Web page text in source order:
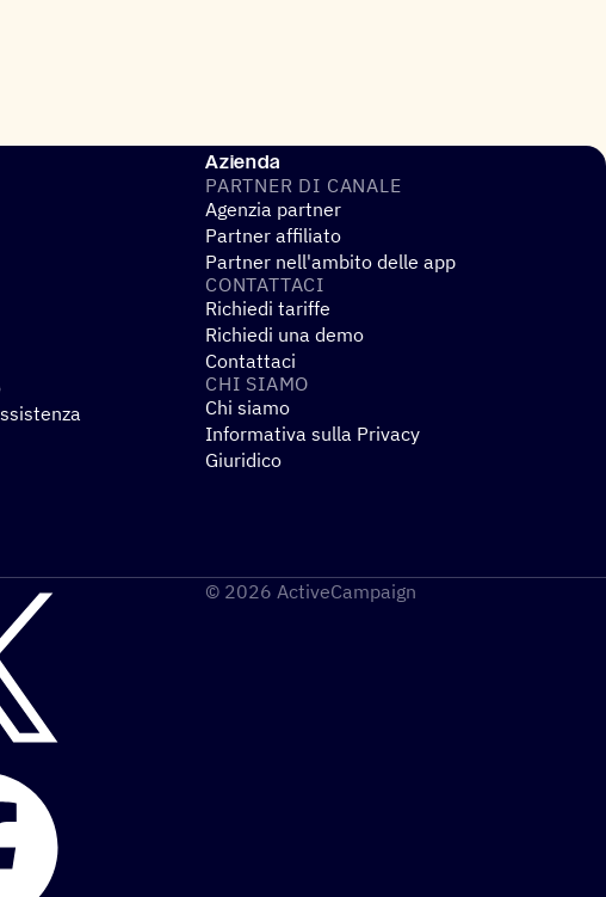
Azienda
PARTNER DI CANALE
Agenzia partner
Partner affiliato
Partner nell'ambito delle app
CONTAT­TACI
Richiedi tariffe
Richiedi una demo
Contattaci
CHI SIAMO
Chi siamo
Informativa sulla Privacy
Giuridico
© 2026 ActiveCampaign